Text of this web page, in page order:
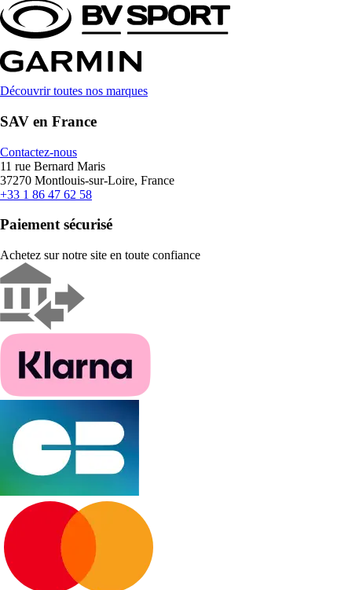
Découvrir toutes nos marques
SAV en France
Contactez-nous
11 rue Bernard Maris
37270 Montlouis-sur-Loire, France
+33 1 86 47 62 58
Paiement sécurisé
Achetez sur notre site en toute confiance